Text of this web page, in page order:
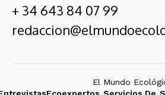
+ 34 643 84 07 99
El Mundo